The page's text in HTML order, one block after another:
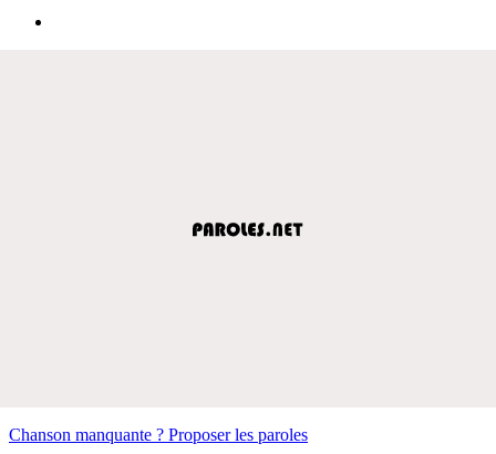
Chanson manquante ? Proposer les paroles